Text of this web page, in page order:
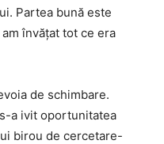
Partea bună este
învățat tot ce era
de schimbare.
a ivit oportunitatea
birou de cercetare-